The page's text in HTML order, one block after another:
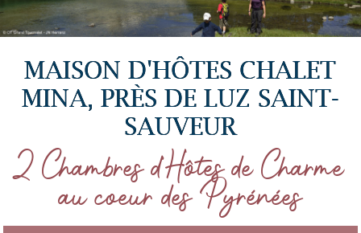
MAISON D'HÔTES CHALET
MINA, PRÈS DE LUZ SAINT-
SAUVEUR
2 Chambres d'Hôtes de Charme
au coeur des Pyrénées